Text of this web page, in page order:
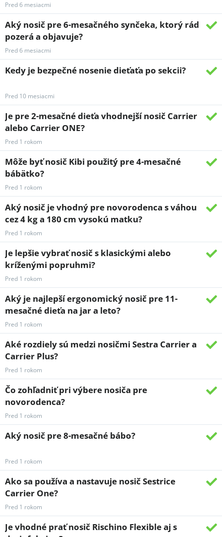
Pred 6 mesiacmi
Aký nosič pre 6-mesačného synčeka, ktorý rád
pozerá a objavuje?
Pred 6 mesiacmi
Kedy je bezpečné nosenie dieťaťa po sekcii?
Pred 10 mesiacmi
Je pre 2-mesačné dieťa vhodnejší nosič Carrier
alebo Carrier ONE?
Pred 1 rokom
Môže byť nosič Kibi použitý pre 4-mesačné
bábätko?
Pred 1 rokom
Aký nosič je vhodný pre novorodenca s váhou
cez 4 kg a 180 cm vysokú matku?
Pred 1 rokom
Je lepšie vybrať nosič s klasickými alebo
kríženými popruhmi?
Pred 1 rokom
Aký je najlepší ergonomický nosič pre 11-
mesačné dieťa na jar a leto?
Pred 1 rokom
Aké rozdiely sú medzi nosičmi Sestra Carrier a
Carrier Plus?
Pred 1 rokom
Čo zohľadniť pri výbere nosiča pre
novorodenca?
Pred 1 rokom
Aký nosič pre 8-mesačné bábo?
Pred 1 rokom
Ako sa používa a nastavuje nosič Sestrice
Carrier One?
Pred 1 rokom
Je vhodné prať nosič Rischino Flexible aj s